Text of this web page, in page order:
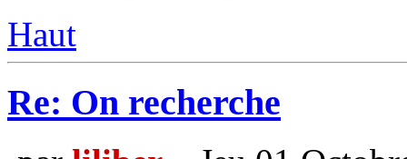
Haut
Re: On recherche